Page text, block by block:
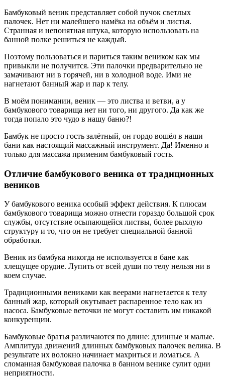
Бамбуковый веник представляет собой пучок светлых
палочек. Нет ни малейшего намёка на объём и листья.
Странная и непонятная штука, которую использовать на
банной полке решиться не каждый.
Поэтому пользоваться и париться таким веником как мы
привыкли не получится. Эти палочки предварительно не
замачивают ни в горячей, ни в холодной воде. Ими не
нагнетают банный жар и пар к телу.
В моём понимании, веник — это листва и ветви, а у
бамбукового товарища нет ни того, ни другого. Да как же
тогда попало это чудо в нашу баню?!
Бамбук не просто гость залётный, он гордо вошёл в наши
бани как настоящий массажный инструмент. Да! Именно и
только для массажа применим бамбуковый гость.
Отличие бамбукового веника от традиционных
веников
У бамбукового веника особый эффект действия. К плюсам
бамбукового товарища можно отнести гораздо большой срок
службы, отсутствие осыпающейся листвы, более рыхлую
структуру и то, что он не требует специальной банной
обработки.
Веник из бамбука никогда не используется в бане как
хлещущее орудие. Лупить от всей души по телу нельзя ни в
коем случае.
Традиционными вениками как веерами нагнетается к телу
банный жар, который окутывает распаренное тело как из
насоса. Бамбуковые веточки не могут составить им никакой
конкуренции.
Бамбуковые братья различаются по длине: длинные и малые.
Амплитуда движений длинных бамбуковых палочек велика. В
результате их волокно начинает махриться и ломаться. А
сломанная бамбуковая палочка в банном венике сулит одни
неприятности.